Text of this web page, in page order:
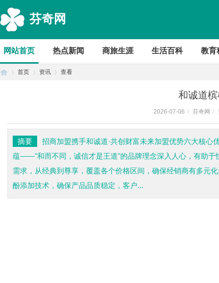
芬奇网
网站首页 热点新闻 商旅生涯 生活百科 教育
首页 资讯 查看
和诚道
2026-07-06 / 芬奇网 /
摘要
招商加盟携手和诚道·共创财富未来加盟优势六大核心
蕴——"和而不同，诚信才是王道"的品牌理念深入人心，有助于
需求，从经典到尊享，覆盖各个价格区间，确保经销商有多元
酚添加技术，确保产品品质稳定，客户...